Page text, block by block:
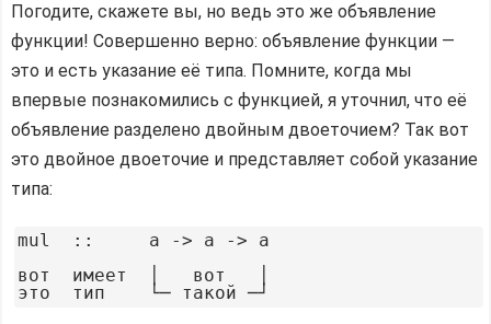
Погодите, скажете вы, но ведь это же объявление
функции! Совершенно верно: объявление функции —
это и есть указание её типа. Помните, когда мы
впервые познакомились с функцией, я уточнил, что её
объявление разделено двойным двоеточием? Так вот
это двойное двоеточие и представляет собой указание
типа:
mul  ::     a -> a -> a
вот  имеет  │   вот   │